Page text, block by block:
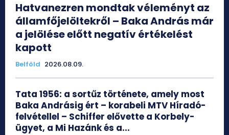
Hatvanezren mondtak véleményt az
államfőjelöltekről – Baka András már
a jelölése előtt negatív értékelést
kapott
Belföld 2026.08.09.
Tata 1956: a sortűz története, amely most
Baka Andrásig ért – korabeli MTV Híradó-
felvétellel – Schiffer elővette a Korbely-
ügyet, a Mi Hazánk és a...